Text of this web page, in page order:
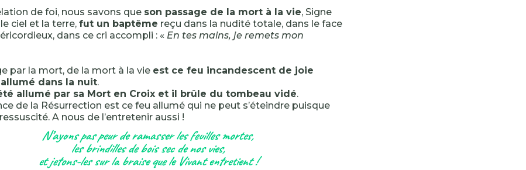
de foi, nous savons que son passage de la mort à la vie, Signe
ciel et la terre, fut un baptême reçu dans la nudité totale, dans le face
dans ce cri accompli : « En tes mains, je remets mon
par la mort, de la mort à la vie est ce feu incandescent de joie
dans la nuit.
allumé par sa Mort en Croix et il brûle du tombeau vidé.
de la Résurrection est ce feu allumé qui ne peut s’éteindre puisque
A nous de l’entretenir aussi !
N’ayons pas peur de ramasser les feuilles mortes,
les brindilles de bois sec de nos vies,
et jetons-les sur la braise que le Vivant entretient !